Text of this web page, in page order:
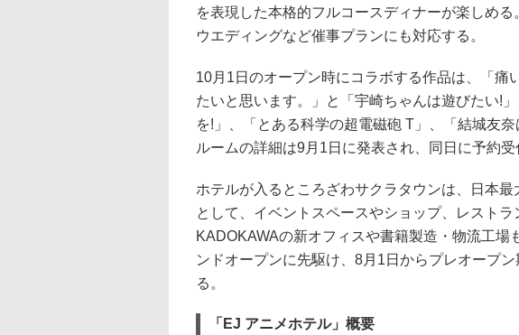
を表現した本格的フルコースディナーが楽しめ
ウエディングなど催事プランにも対応する。
10月1日のオープン時にコラボする作品は、「痛
たいと思います。」と「宇崎ちゃんは遊びたい!
を!」、「とある科学の超電磁砲 T」、「結城友
ルームの詳細は9月1日に発表され、同日に予約受
ホテルが入るところざわサクラタウンは、日本
として、イベントスペースやショップ、レストラ
KADOKAWAの新オフィスや書籍製造・物流工場
ンドオープンに先駆け、8月1日からプレオープ
る。
「EJ アニメホテル」概要